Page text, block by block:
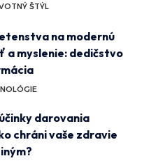
ŠTÝL
na modernú
a myslenie: dedičstvo
darovania
chráni vaše zdravie